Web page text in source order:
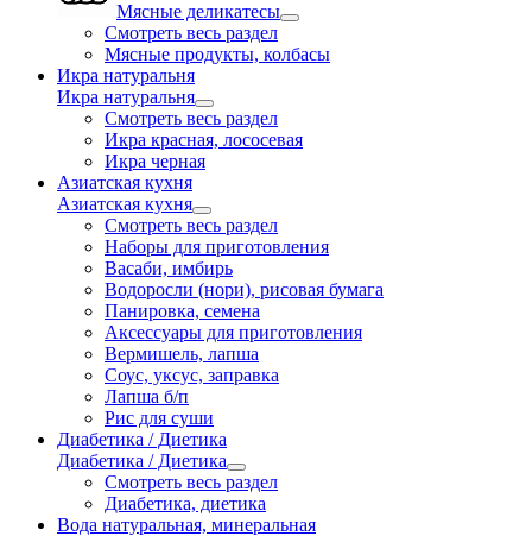
Мясные деликатесы
Смотреть весь раздел
Мясные продукты, колбасы
Икра натуральня
Икра натуральня
Смотреть весь раздел
Икра красная, лососевая
Икра черная
Азиатская кухня
Азиатская кухня
Смотреть весь раздел
Наборы для приготовления
Васаби, имбирь
Водоросли (нори), рисовая бумага
Панировка, семена
Аксессуары для приготовления
Вермишель, лапша
Соус, уксус, заправка
Лапша б/п
Рис для суши
Диабетика / Диетика
Диабетика / Диетика
Смотреть весь раздел
Диабетика, диетика
Вода натуральная, минеральная